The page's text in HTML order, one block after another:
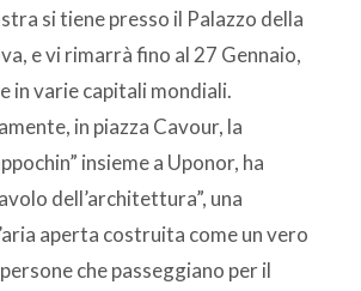
si tiene presso il Palazzo della
e vi rimarrà fino al 27 Gennaio,
in varie capitali mondiali.
in piazza Cavour, la
insieme a Uponor, ha
dell’architettura”, una
aperta costruita come un vero
che passeggiano per il